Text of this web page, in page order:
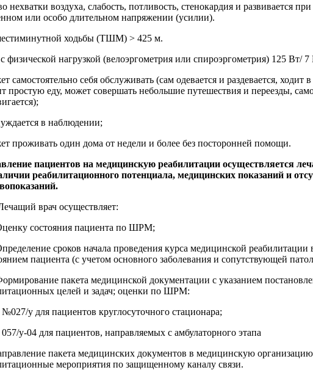
нехватки воздуха, слабость, потливость, стенокардия и развивается
или особо длительном напряжении (усилии).
ходьбы (ТШМ) > 425 м.
физической нагрузкой (велоэргометрия или спироэргометрия) 125 Вт/
самостоятельно себя обслуживать (сам одевается и раздевается, ходит
простую еду, может совершать небольшие путешествия и переезды,
в наблюдении;
проживать один дома от недели и более без посторонней помощи.
пациентов на медицинскую реабилитации осуществляется
реабилитационного потенциала, медицинских показаний и
врач осуществляет:
состояния пациента по ШРМ;
сроков начала проведения курса медицинской реабилитации
пациента (с учетом основного заболевания и сопутствующей
пакета медицинской документации с указанием
целей и задач; оценки по ШРМ:
у для пациентов круглосуточного стационара;
у-04 для пациентов, направляемых с амбулаторного этапа
пакета медицинских документов в медицинскую
мероприятия по защищенному каналу связи.